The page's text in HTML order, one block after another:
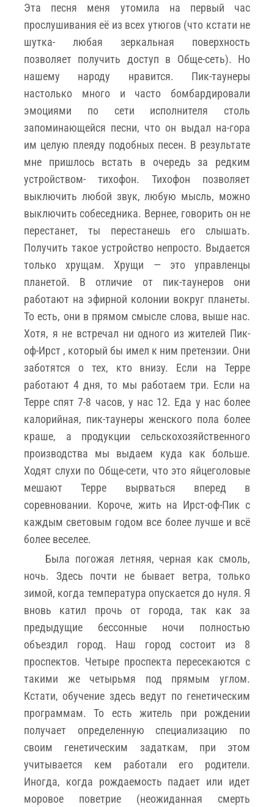
Эта песня меня утомила на первый час
прослушивания её из всех утюгов (что кстати не
шутка- любая зеркальная поверхность
позволяет получить доступ в Обще-сеть). Но
нашему народу нравится. Пик-таунеры
настолько много и часто бомбардировали
эмоциями по сети исполнителя столь
запоминающейся песни, что он выдал на-гора
им целую плеяду подобных песен. В результате
мне пришлось встать в очередь за редким
устройством- тихофон. Тихофон позволяет
выключить любой звук, любую мысль, можно
выключить собеседника. Вернее, говорить он не
перестанет, ты перестанешь его слышать.
Получить такое устройство непросто. Выдается
только хрущам. Хрущи — это управленцы
планетой. В отличие от пик-таунеров они
работают на эфирной колонии вокруг планеты.
То есть, они в прямом смысле слова, выше нас.
Хотя, я не встречал ни одного из жителей Пик-
оф-Ирст , который бы имел к ним претензии. Они
заботятся о тех, кто внизу. Если на Терре
работают 4 дня, то мы работаем три. Если на
Терре спят 7-8 часов, у нас 12. Еда у нас более
калорийная, пик-таунеры женского пола более
краше, а продукции сельскохозяйственного
производства мы выдаем куда как больше.
Ходят слухи по Обще-сети, что это яйцеголовые
мешают Терре вырваться вперед в
соревновании. Короче, жить на Ирст-оф-Пик с
каждым световым годом все более лучше и всё
более веселее.
Была погожая летняя, черная как смоль,
ночь. Здесь почти не бывает ветра, только
зимой, когда температура опускается до нуля. Я
вновь катил прочь от города, так как за
предыдущие бессонные ночи полностью
объездил город. Наш город состоит из 8
проспектов. Четыре проспекта пересекаются с
такими же четырьмя под прямым углом.
Кстати, обучение здесь ведут по генетическим
программам. То есть житель при рождении
получает определенную специализацию по
своим генетическим задаткам, при этом
учитывается кем работали его родители.
Иногда, когда рождаемость падает или идет
моровое поветрие (неожиданная смерть